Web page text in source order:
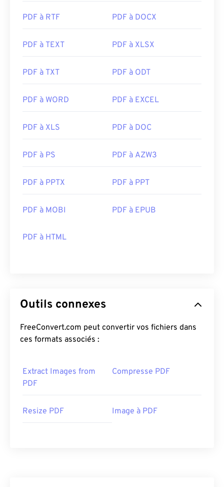
PDF à RTF PDF à DOCX
PDF à TEXT PDF à XLSX
PDF à TXT PDF à ODT
PDF à WORD PDF à EXCEL
PDF à XLS PDF à DOC
PDF à PS PDF à AZW3
PDF à PPTX PDF à PPT
PDF à MOBI PDF à EPUB
PDF à HTML
Outils connexes
FreeConvert.com peut convertir vos fichiers dans
ces formats associés :
Extract Images from
PDF
Compresse PDF
Resize PDF Image à PDF